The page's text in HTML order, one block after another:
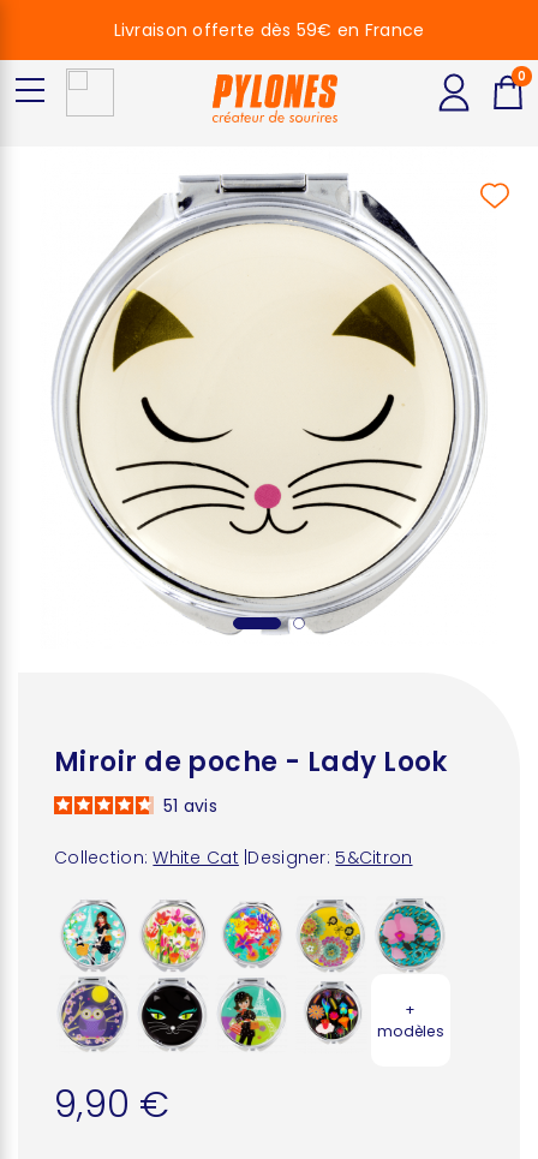
Miroir de poche - Lady Look
Collection: White Cat Designer: 5&Citron
51 avis
+
modèles
9,90 €
Livraison offerte dès 59€ en France
0